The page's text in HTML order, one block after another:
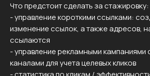
Что предстоит сделать за стажировку:
- управление короткими ссылками:
изменение ссылок, а также адресов,
ссылаются
- управление рекламными кампаниями
каналами для учета целевых кликов